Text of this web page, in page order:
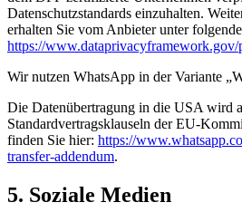
Datenschutzstandards einzuhalten.
erhalten Sie vom Anbieter unter
https://www.dataprivacyframework.gov/
Wir nutzen WhatsApp in der Variante
Die Datenübertragung in die USA wird
Standardvertragsklauseln der EU-
finden Sie hier: https://
transfer-addendum.
5. Soziale Medien